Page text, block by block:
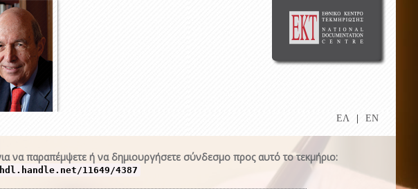
ΕΛ EN
να παραπέμψετε ή να δημιουργήσετε σύνδεσμο προς αυτό το τεκμήριο:
11649/4387